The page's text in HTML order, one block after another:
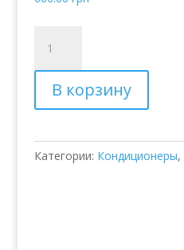
товара
Tierra
Color
Care
Red
В корзину
Категории: Кондиционеры,